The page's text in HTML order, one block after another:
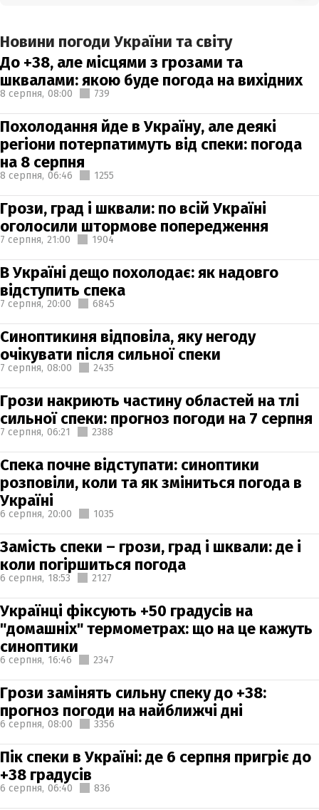
Новини погоди України та світу
До +38, але місцями з грозами та
шквалами: якою буде погода на вихідних
8 серпня, 08:00 739
Похолодання йде в Україну, але деякі
регіони потерпатимуть від спеки: погода
на 8 серпня
8 серпня, 06:46 1255
Грози, град і шквали: по всій Україні
оголосили штормове попередження
7 серпня, 21:00 1904
В Україні дещо похолодає: як надовго
відступить спека
7 серпня, 20:00 6845
Синоптикиня відповіла, яку негоду
очікувати після сильної спеки
7 серпня, 08:00 2435
Грози накриють частину областей на тлі
сильної спеки: прогноз погоди на 7 серпня
7 серпня, 06:21 2388
Спека почне відступати: синоптики
розповіли, коли та як зміниться погода в
Україні
6 серпня, 20:00 1035
Замість спеки – грози, град і шквали: де і
коли погіршиться погода
6 серпня, 18:53 2127
Українці фіксують +50 градусів на
"домашніх" термометрах: що на це кажуть
синоптики
6 серпня, 16:46 2347
Грози замінять сильну спеку до +38:
прогноз погоди на найближчі дні
6 серпня, 08:00 3356
Пік спеки в Україні: де 6 серпня пригріє до
+38 градусів
6 серпня, 06:40 836